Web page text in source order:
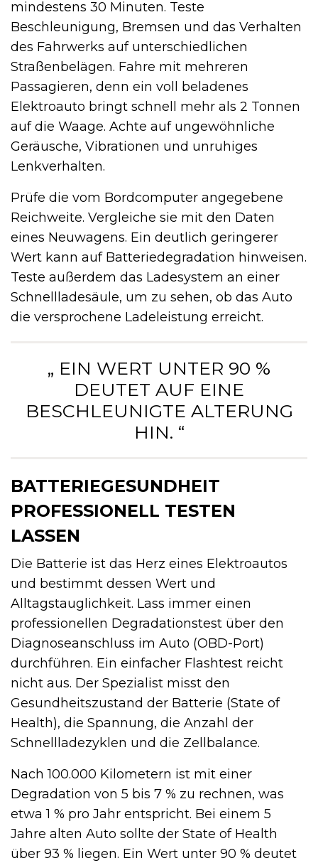
mindestens 30 Minuten. Teste
Beschleunigung, Bremsen und das Verhalten
des Fahrwerks auf unterschiedlichen
Straßenbelägen. Fahre mit mehreren
Passagieren, denn ein voll beladenes
Elektroauto bringt schnell mehr als 2 Tonnen
auf die Waage. Achte auf ungewöhnliche
Geräusche, Vibrationen und unruhiges
Lenkverhalten.
Prüfe die vom Bordcomputer angegebene
Reichweite. Vergleiche sie mit den Daten
eines Neuwagens. Ein deutlich geringerer
Wert kann auf Batteriedegradation hinweisen.
Teste außerdem das Ladesystem an einer
Schnellladesäule, um zu sehen, ob das Auto
die versprochene Ladeleistung erreicht.
„ EIN WERT UNTER 90 %
DEUTET AUF EINE
BESCHLEUNIGTE ALTERUNG
HIN. “
BATTERIEGESUNDHEIT
PROFESSIONELL TESTEN
LASSEN
Die Batterie ist das Herz eines Elektroautos
und bestimmt dessen Wert und
Alltagstauglichkeit. Lass immer einen
professionellen Degradationstest über den
Diagnoseanschluss im Auto (OBD-Port)
durchführen. Ein einfacher Flashtest reicht
nicht aus. Der Spezialist misst den
Gesundheitszustand der Batterie (State of
Health), die Spannung, die Anzahl der
Schnellladezyklen und die Zellbalance.
Nach 100.000 Kilometern ist mit einer
Degradation von 5 bis 7 % zu rechnen, was
etwa 1 % pro Jahr entspricht. Bei einem 5
Jahre alten Auto sollte der State of Health
über 93 % liegen. Ein Wert unter 90 % deutet